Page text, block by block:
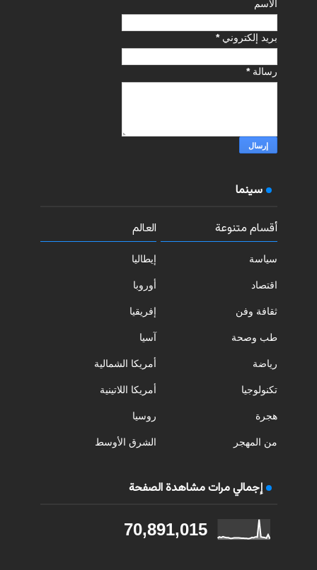
الاسم
بريد إلكتروني*
رسالة*
سينما
أقسام متنوعة
سياسة
اقتصاد
ثقافة وفن
طب وصحة
رياضة
تكنولوجيا
هجرة
من المهجر
العالم
إيطاليا
أوروبا
إفريقيا
آسيا
أمريكا الشمالية
أمريكا اللاتينية
روسيا
الشرق الأوسط
إجمالي مرات مشاهدة الصفحة
70,891,015